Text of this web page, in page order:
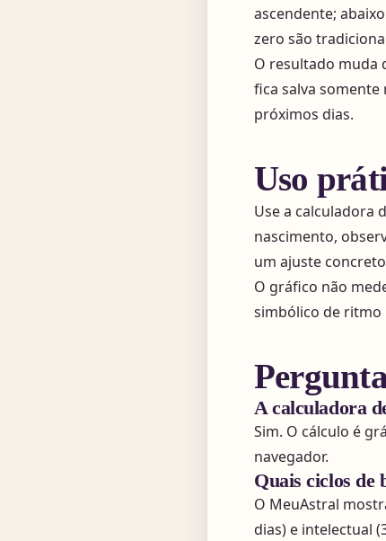
ascendente;
zero são
O resultado muda
fica salva
próximos dias.
Uso
Use a calculadora
nascimento,
um ajuste
O gráfico não
simbólico de
A calculadora
Sim. O cálculo é
navegador.
Quais ciclos de
O MeuAstral
dias) e intelectual